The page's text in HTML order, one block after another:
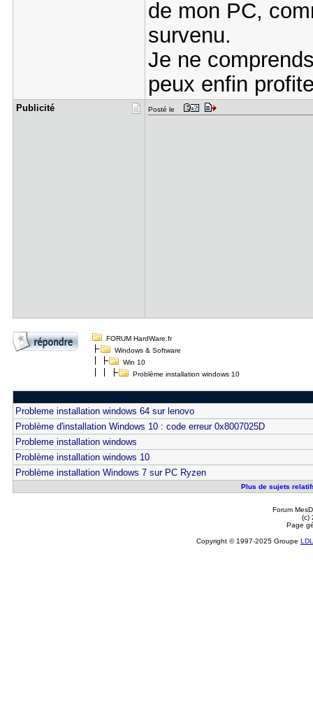
de mon PC,
survenu.
Je ne
peux enfin
Publicité Posté le
FORUM HardWare.fr
Windows & Software
Win 10
Problème installation windows 10
Probleme installation windows 64 sur lenovo
Problème d'installation Windows 10 : code erreur 0x8007025D
Probleme installation windows
Problème installation windows 10
Problème installation Windows 7 sur PC Ryzen
Plus de sujets
Forum
(c)
Page
Copyright © 1997-2025 Groupe